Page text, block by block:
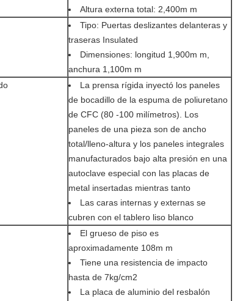
Altura externa total: 2,400m m
Tipo: Puertas deslizantes delanteras y
traseras Insulated
Dimensiones: longitud 1,900m m,
anchura 1,100m m
La prensa rígida inyectó los paneles
de bocadillo de la espuma de poliuretano
de CFC (80 -100 milímetros). Los
paneles de una pieza son de ancho
total/lleno-altura y los paneles integrales
manufacturados bajo alta presión en una
autoclave especial con las placas de
metal insertadas mientras tanto
Las caras internas y externas se
cubren con el tablero liso blanco
El grueso de piso es
aproximadamente 108m m
Tiene una resistencia de impacto
hasta de 7kg/cm2
La placa de aluminio del resbalón